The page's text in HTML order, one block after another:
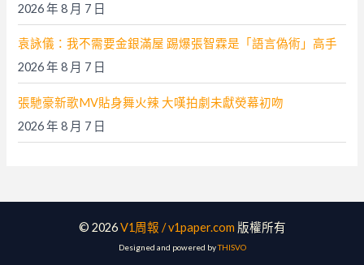
2026 年 8 月 7 日
袁詠儀：我不需要金銀滿屋 踢爆張智霖是「語言偽術」高手
2026 年 8 月 7 日
張馳豪新歌MV貼身舞火辣 大嘆拍劇未獻熒幕初吻
2026 年 8 月 7 日
© 2026V1周報 / v1paper.com 版權所有
Designed and powered byTHISVO